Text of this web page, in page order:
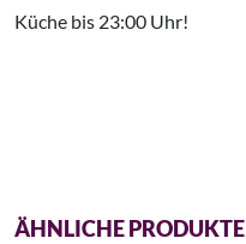
Küche bis 23:00 Uhr!
ÄHNLICHE PRODUKTE